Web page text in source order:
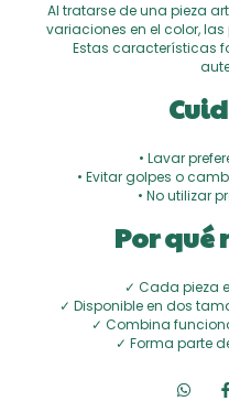
Al tratarse de una pieza
variaciones en el color,
Estas características
• Lavar
• Evitar golpes o
• No utilizar
Por qué
✓ Cada pieza
✓ Disponible en dos
✓ Combina
✓ Forma parte